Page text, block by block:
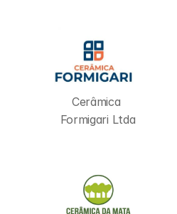
Cerâmica
Formigari Ltda